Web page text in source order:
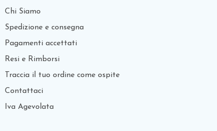
Chi Siamo
Spedizione e consegna
Pagamenti accettati
Resi e Rimborsi
Traccia il tuo ordine come ospite
Contattaci
Iva Agevolata